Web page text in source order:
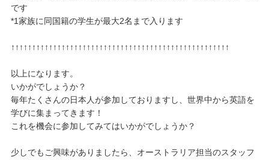
です
*1家族に同国籍の学生が最大2名まで入ります
↑↑↑↑↑↑↑↑↑↑↑↑↑↑↑↑↑↑↑↑↑↑↑↑↑↑↑↑↑↑↑↑↑↑↑↑↑↑↑↑↑↑↑↑↑↑↑↑↑↑↑↑
以上になります。
いかがでしょうか？
毎年たくさんの日本人が参加しておりますし、世界中から英語を
学びに集まってきます！
これを機会に参加してみてはいかがでしょうか？
少しでもご興味がありましたら、オーストラリア担当のスタッフ